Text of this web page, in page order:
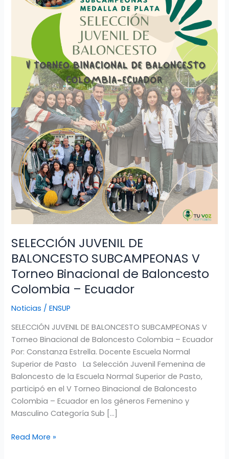
SELECCIÓN JUVENIL DE
BALONCESTO SUBCAMPEONAS V
Torneo Binacional de Baloncesto
Colombia – Ecuador
Noticias /ENSUP
SELECCIÓN JUVENIL DE BALONCESTO SUBCAMPEONAS V
Torneo Binacional de Baloncesto Colombia – Ecuador
Por: Constanza Estrella. Docente Escuela Normal
Superior de Pasto La Selección Juvenil Femenina de
Baloncesto de la Escuela Normal Superior de Pasto,
participó en el V Torneo Binacional de Baloncesto
Colombia – Ecuador en los géneros Femenino y
Masculino Categoría Sub […]
Binacional
Baloncesto
Colombia
Ecuador
Read More »